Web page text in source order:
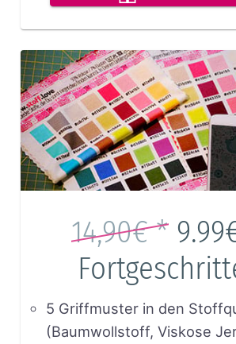
14,90€ *
5 Griffmuster in den
(Baumwollstoff, Viskose